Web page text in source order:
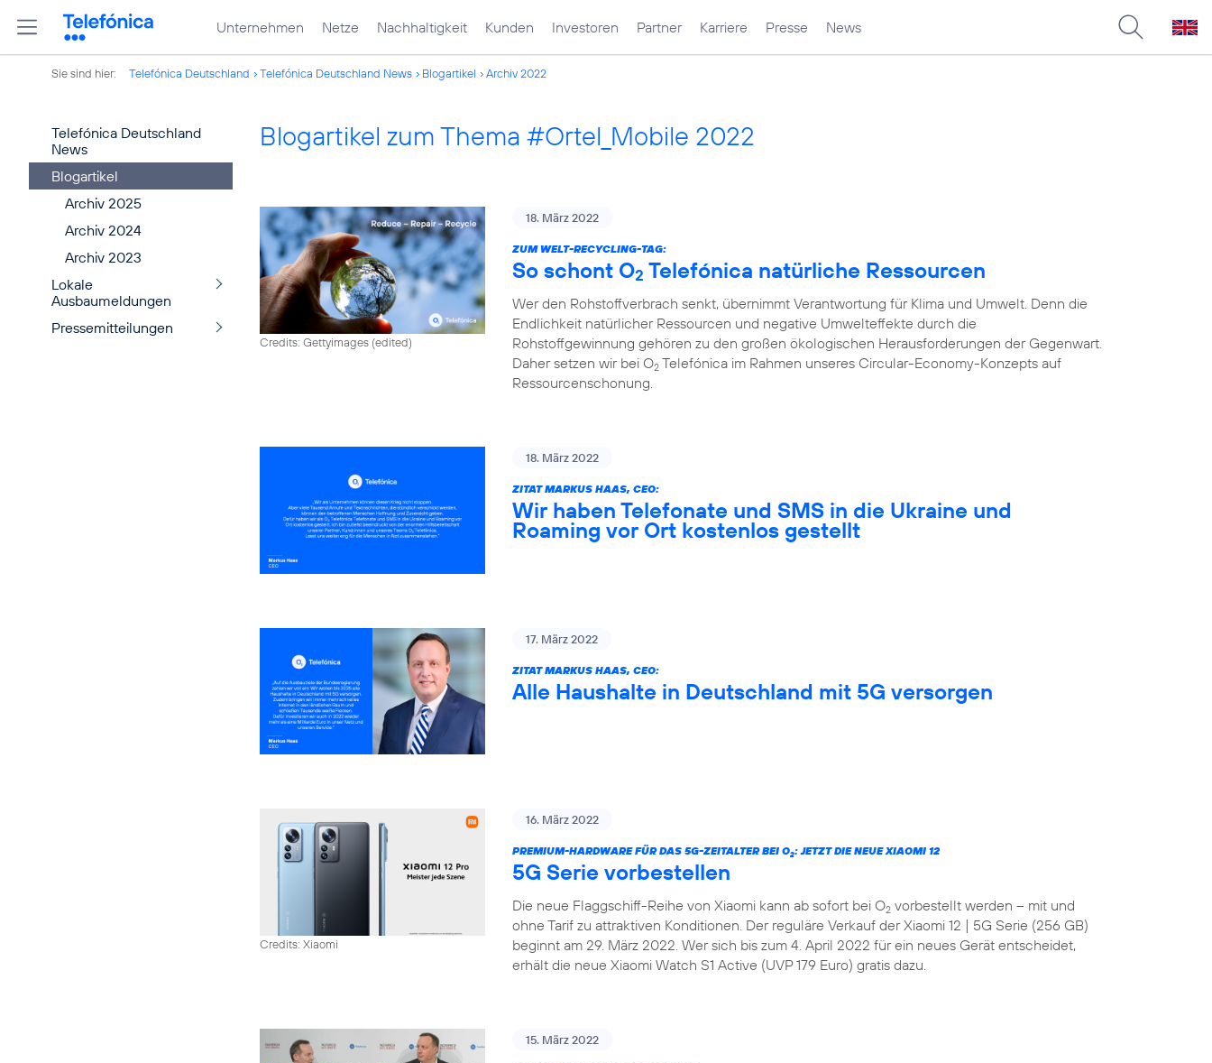
Unternehmen Netze Nachhaltigkeit Kunden Investoren Partner Karriere Presse News
Sie sind hier: Telefónica Deutschland Telefónica Deutschland News Blogartikel Archiv 2022
Telefónica Deutschland
News
Blogartikel
Archiv 2025
Archiv 2024
Archiv 2023
Lokale
Ausbaumeldungen
Pressemitteilungen
Blogartikel zum Thema #Ortel_Mobile 2022
Credits: Gettyimages (edited)
18. März 2022
ZUM WELT-RECYCLING-TAG:
So schont O2 Telefónica natürliche Ressourcen
Wer den Rohstoffverbrach senkt, übernimmt Verantwortung für Klima und Umwelt. Denn die
Endlichkeit natürlicher Ressourcen und negative Umwelteffekte durch die
Rohstoffgewinnung gehören zu den großen ökologischen Herausforderungen der Gegenwart.
Daher setzen wir bei O2 Telefónica im Rahmen unseres Circular-Economy-Konzepts auf
Ressourcenschonung.
18. März 2022
ZITAT MARKUS HAAS, CEO:
Wir haben Telefonate und SMS in die Ukraine und
Roaming vor Ort kostenlos gestellt
17. März 2022
ZITAT MARKUS HAAS, CEO:
Alle Haushalte in Deutschland mit 5G versorgen
Credits: Xiaomi
16. März 2022
PREMIUM-HARDWARE FÜR DAS 5G-ZEITALTER BEI O2: JETZT DIE NEUE XIAOMI 12
5G Serie vorbestellen
Die neue Flaggschiff-Reihe von Xiaomi kann ab sofort bei O2 vorbestellt werden – mit und
ohne Tarif zu attraktiven Konditionen. Der reguläre Verkauf der Xiaomi 12 | 5G Serie (256 GB)
beginnt am 29. März 2022. Wer sich bis zum 4. April 2022 für ein neues Gerät entscheidet,
erhält die neue Xiaomi Watch S1 Active (UVP 179 Euro) gratis dazu.
15. März 2022